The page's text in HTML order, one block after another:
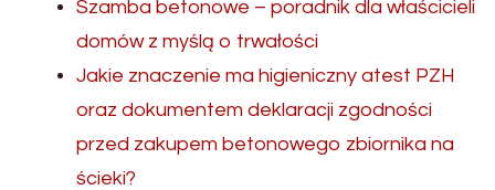
Szamba betonowe – poradnik dla właścicieli
domów z myślą o trwałości
Jakie znaczenie ma higieniczny atest PZH
oraz dokumentem deklaracji zgodności
przed zakupem betonowego zbiornika na
ścieki?